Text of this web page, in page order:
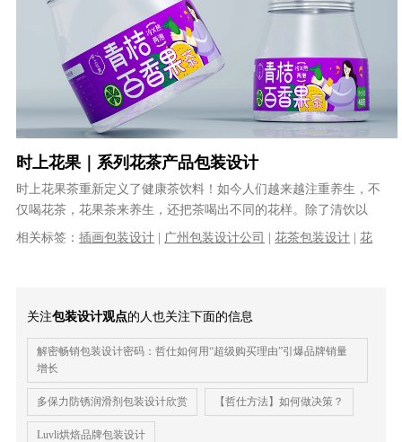
时上花果｜系列花茶产品包装设计
时上花果茶重新定义了健康茶饮料！如今人们越来越注重养生，不
仅喝花茶，花果茶来养生，还把茶喝出不同的花样。除了清饮以
外，加入有益花草、果汁等调饮茶也深受......
相关标签：插画包装设计 广州包装设计公司 |花茶包装设计 |花
关注包装设计观点的人也关注下面的信息
解密畅销包装设计密码：哲仕如何用“超级购买理由”引爆品牌销量
增长
多保力防锈润滑剂包装设计欣赏 【哲仕方法】如何做决策？
Luvli烘焙品牌包装设计